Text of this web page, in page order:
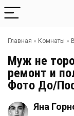
Главная » Комнаты »
Муж не
ремонт и
Фото До/
Яна